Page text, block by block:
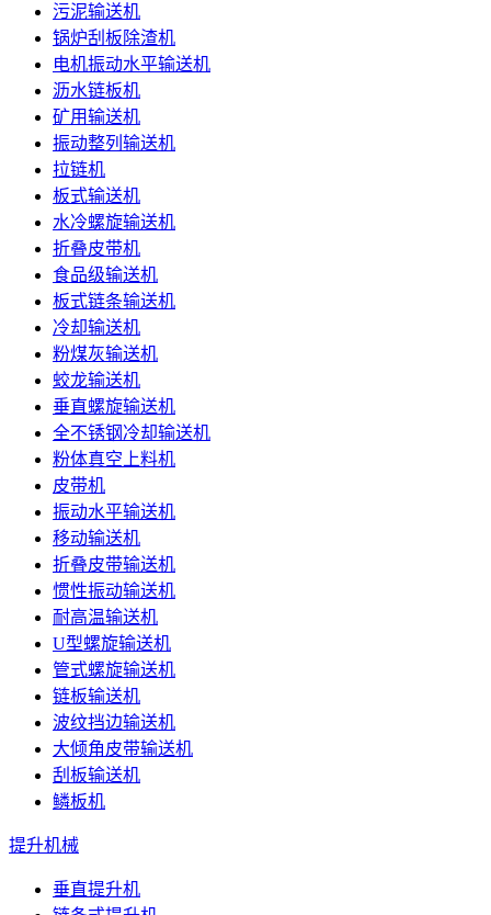
污泥输送机
锅炉刮板除渣机
电机振动水平输送机
沥水链板机
矿用输送机
振动整列输送机
拉链机
板式输送机
水冷螺旋输送机
折叠皮带机
食品级输送机
板式链条输送机
冷却输送机
粉煤灰输送机
蛟龙输送机
垂直螺旋输送机
全不锈钢冷却输送机
粉体真空上料机
皮带机
振动水平输送机
移动输送机
折叠皮带输送机
惯性振动输送机
耐高温输送机
U型螺旋输送机
管式螺旋输送机
链板输送机
波纹挡边输送机
大倾角皮带输送机
刮板输送机
鳞板机
提升机械
垂直提升机